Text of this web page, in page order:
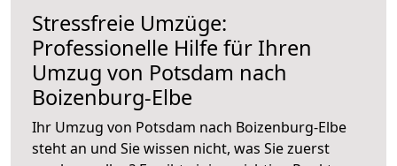
Stressfreie Umzüge:
Professionelle Hilfe für Ihren
Umzug von Potsdam nach
Boizenburg-Elbe
Ihr Umzug von Potsdam nach Boizenburg-Elbe
steht an und Sie wissen nicht, was Sie zuerst